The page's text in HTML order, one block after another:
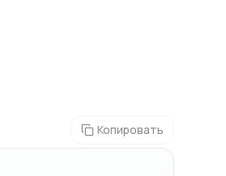
Копировать